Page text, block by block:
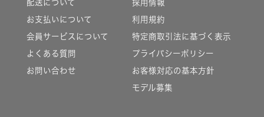
配送について
お支払いについて
会員サービスについて
よくある質問
お問い合わせ
採用情報
利用規約
特定商取引法に基づく表示
プライバシーポリシー
お客様対応の基本方針
モデル募集